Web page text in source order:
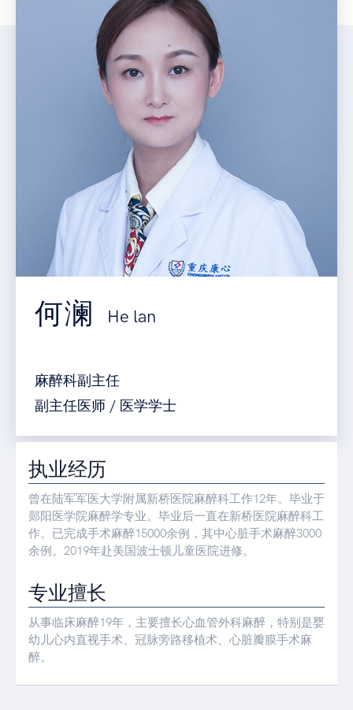
何澜 He lan
麻醉科副主任
副主任医师 / 医学学士
执业经历
曾在陆军军医大学附属新桥医院麻醉科工作12年。毕业于
郧阳医学院麻醉学专业。毕业后一直在新桥医院麻醉科工
作。已完成手术麻醉15000余例，其中心脏手术麻醉3000
余例。2019年赴美国波士顿儿童医院进修。
专业擅长
从事临床麻醉19年，主要擅长心血管外科麻醉，特别是婴
幼儿心内直视手术、冠脉旁路移植术、心脏瓣膜手术麻
醉。